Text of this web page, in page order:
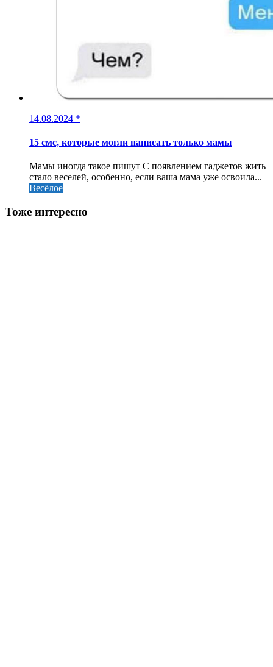
14.08.2024 *
15 смс, которые могли написать только мамы
Мамы иногда такое пишут С появлением гаджетов жить
стало веселей, особенно, если ваша мама уже освоила...
Весёлое
Тоже интересно